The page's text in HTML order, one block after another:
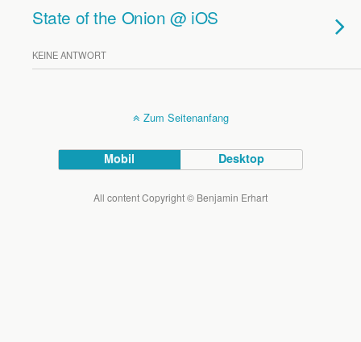
State of the Onion @ iOS
KEINE ANTWORT
Zum Seitenanfang
Mobil Desktop
All content Copyright © Benjamin Erhart